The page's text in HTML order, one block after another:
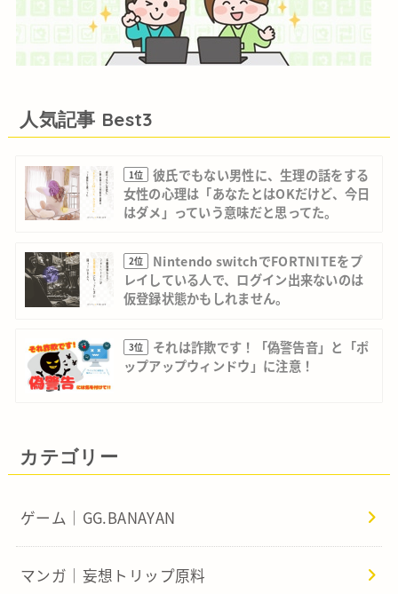
人気記事 Best3
1位
彼氏でもない男性に、生理の話をする
女性の心理は「あなたとはOKだけど、今日
はダメ」っていう意味だと思ってた。
2位
Nintendo switchでFORTNITEをプ
レイしている人で、ログイン出来ないのは
仮登録状態かもしれません。
3位
それは詐欺です！「偽警告音」と「ポ
ップアップウィンドウ」に注意！
カテゴリー
ゲーム｜GG.BANAYAN
マンガ｜妄想トリップ原料